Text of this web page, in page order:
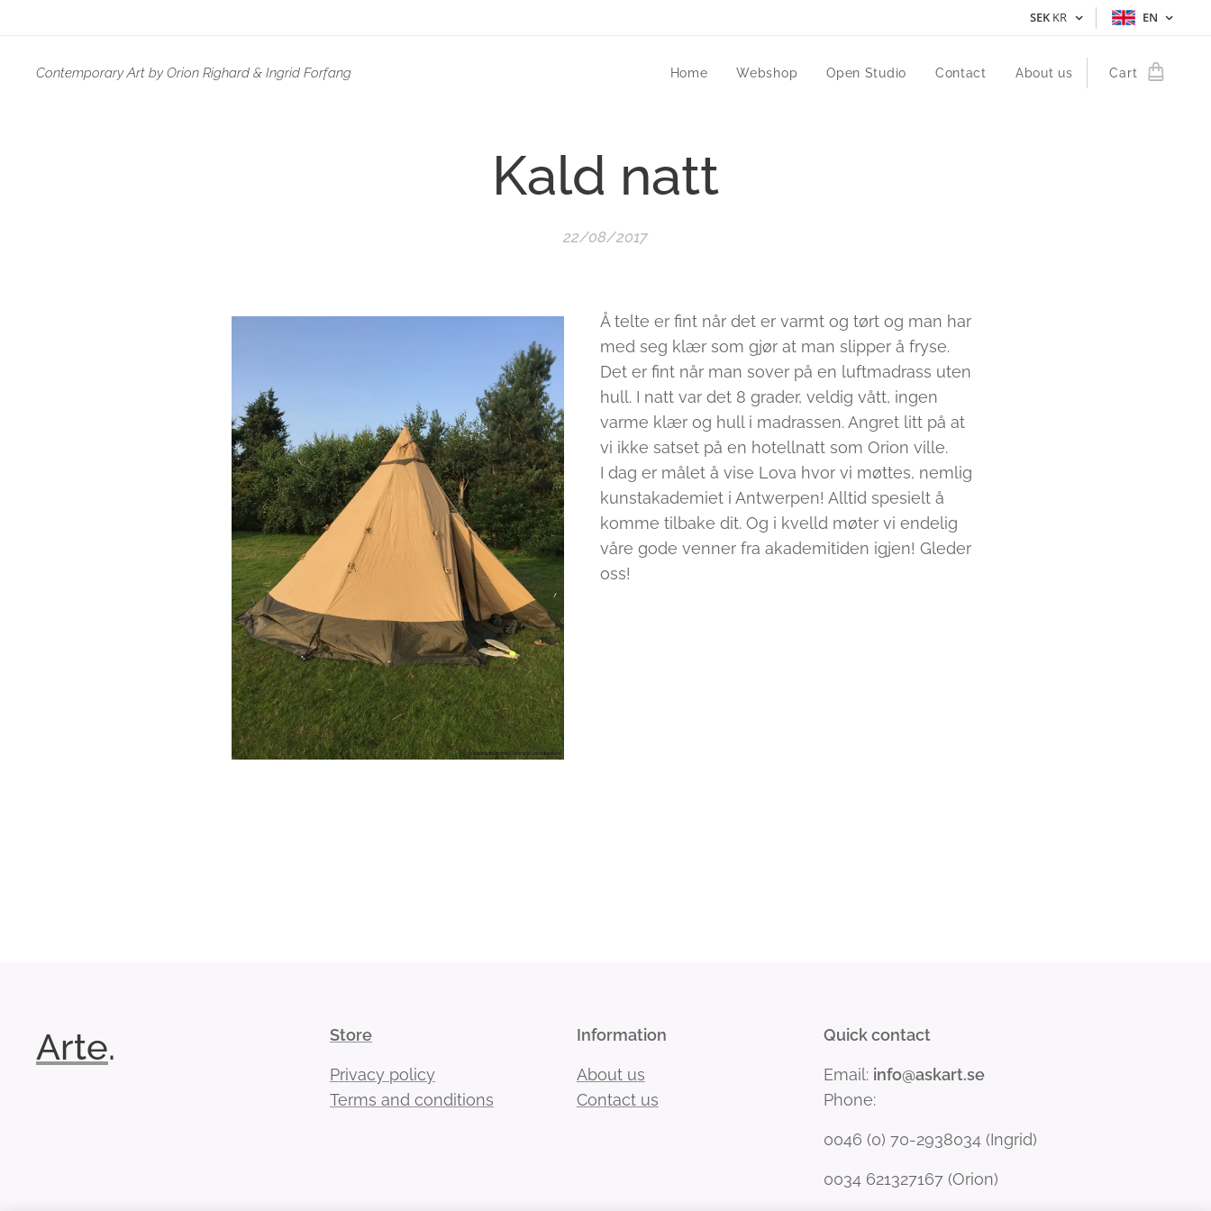
SEK KR EN
Contemporary Art by Orion Righard & Ingrid Forfang Home Webshop Open Studio Contact About us Cart
Kald natt
22/08/2017
Å telte er fint når det er varmt og tørt og man har
med seg klær som gjør at man slipper å fryse.
Det er fint når man sover på en luftmadrass uten
hull. I natt var det 8 grader, veldig vått, ingen
varme klær og hull i madrassen. Angret litt på at
vi ikke satset på en hotellnatt som Orion ville.
I dag er målet å vise Lova hvor vi møttes, nemlig
kunstakademiet i Antwerpen! Alltid spesielt å
komme tilbake dit. Og i kvelld møter vi endelig
våre gode venner fra akademitiden igjen! Gleder
oss!
Arte. Store
Privacy policy
Terms and conditions
Information
About us
Contact us
Quick contact
Email: info@askart.se
Phone:
0046 (0) 70-2938034 (Ingrid)
0034 621327167 (Orion)